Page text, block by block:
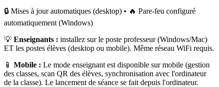
🔒 Mises à jour automatiques (desktop) • 🔥 Pare-feu configuré
automatiquement (Windows)
💡 Enseignants : installez sur le poste professeur (Windows/Mac)
ET les postes élèves (desktop ou mobile). Même réseau WiFi requis.
📱 Mobile : Le mode enseignant est disponible sur mobile (gestion
des classes, scan QR des élèves, synchronisation avec l'ordinateur
de la classe). Le lancement de séance se fait depuis l'ordinateur.